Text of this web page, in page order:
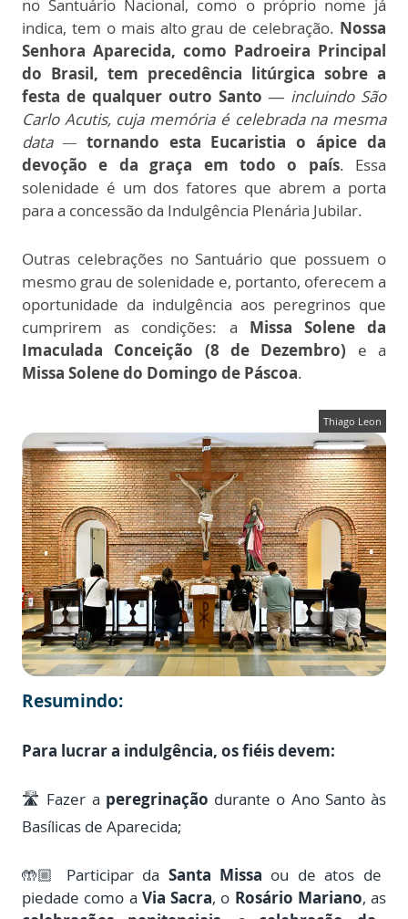
no Santuário Nacional, como o próprio nome já
indica, tem o mais alto grau de celebração. Nossa
Senhora Aparecida, como Padroeira Principal
do Brasil, tem precedência litúrgica sobre a
festa de qualquer outro Santo — incluindo São
Carlo Acutis, cuja memória é celebrada na mesma
data — tornando esta Eucaristia o ápice da
devoção e da graça em todo o país. Essa
solenidade é um dos fatores que abrem a porta
para a concessão da Indulgência Plenária Jubilar.
Outras celebrações no Santuário que possuem o
mesmo grau de solenidade e, portanto, oferecem a
oportunidade da indulgência aos peregrinos que
cumprirem as condições: a Missa Solene da
Imaculada Conceição (8 de Dezembro) e a
Missa Solene do Domingo de Páscoa.
Thiago Leon
Resumindo:
Para lucrar a indulgência, os fiéis devem:
🛣️ Fazer a peregrinação durante o Ano Santo às
Basílicas de Aparecida;
🤲🏼 Participar da Santa Missa ou de atos de
piedade como a Via Sacra, o Rosário Mariano, as